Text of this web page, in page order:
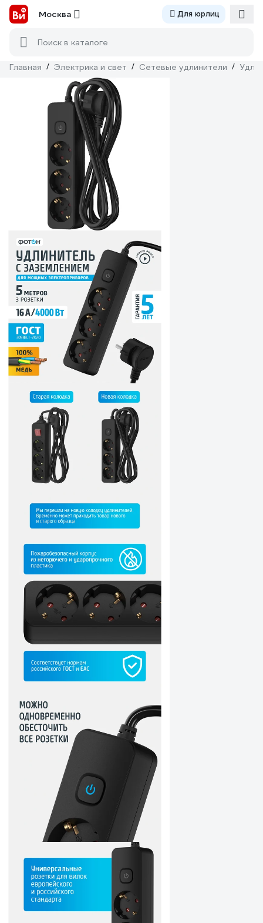
Москва Для юрлиц
Поиск в каталоге
Главная / Электрика и свет / Сетевые удлинители /